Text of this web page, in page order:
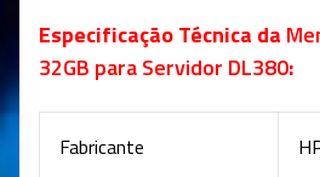
Especificação Técnica da
32GB para Servidor DL380:
Fabricante